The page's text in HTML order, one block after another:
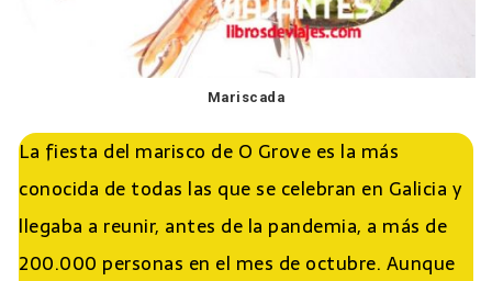
Mariscada
La fiesta del marisco de O Grove es la más
conocida de todas las que se celebran en Galicia y
llegaba a reunir, antes de la pandemia, a más de
200.000 personas en el mes de octubre. Aunque